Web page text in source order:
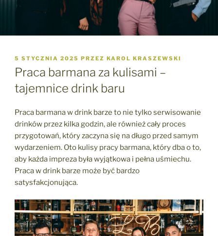
OPUBLIKOWANE
W
5 STYCZNIA 2025 PRZEZ KAROL KRASZEWSKI
Praca barmana za kulisami –
tajemnice drink baru
Praca barmana w drink barze to nie tylko serwisowanie
drinków przez kilka godzin, ale również cały proces
przygotowań, który zaczyna się na długo przed samym
wydarzeniem. Oto kulisy pracy barmana, który dba o to,
aby każda impreza była wyjątkowa i pełna uśmiechu.
Praca w drink barze może być bardzo
satysfakcjonująca.